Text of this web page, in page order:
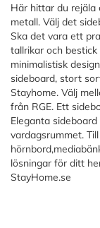
Här hittar du rejäla
metall. Välj det
Ska det vara ett
tallrikar och
minimalistisk
sideboard, stort
Stayhome. Välj
från RGE. Ett
Eleganta
vardagsrummet.
lösningar för ditt
StayHome.se